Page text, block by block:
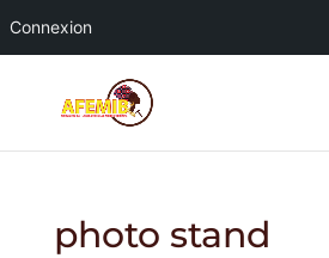
Connexion
photo stand